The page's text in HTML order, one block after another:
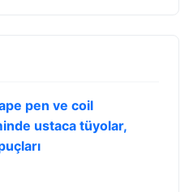
pen ve coil
ustaca tüyolar,